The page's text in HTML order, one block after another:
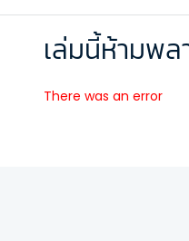
เล่มนี้ห้ามพล
There was an error